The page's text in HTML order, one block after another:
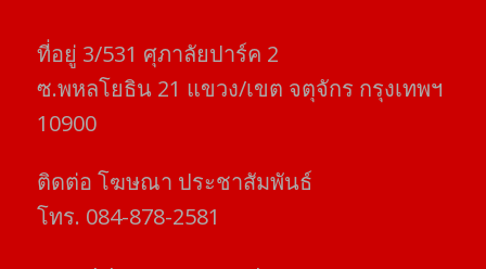
ที่อยู่​ 3/531​ ศุภาลัยปาร์ค​ 2
ซ.พหลโยธิน​ 21​ แขวง/เขต​ จตุจักร​ กรุงเทพฯ
10900
ติดต่อ​ โฆษณา​ ประชาสัมพันธ์
โทร​. 084-878-2581